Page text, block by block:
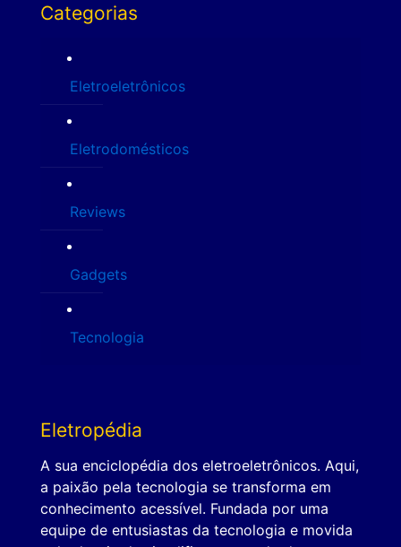
Categorias
Eletroeletrônicos
Eletrodomésticos
Reviews
Gadgets
Tecnologia
Eletropédia
A sua enciclopédia dos eletroeletrônicos. Aqui,
a paixão pela tecnologia se transforma em
conhecimento acessível. Fundada por uma
equipe de entusiastas da tecnologia e movida